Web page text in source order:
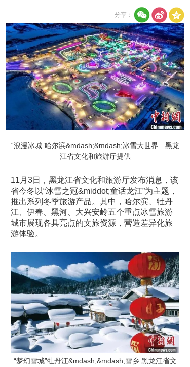
分享：
“浪漫冰城”哈尔滨&mdash;&mdash;冰雪大世界 黑龙
江省文化和旅游厅提供
11月3日，黑龙江省文化和旅游厅发布消息，该
省今冬以“冰雪之冠&middot;童话龙江”为主题，
推出系列冬季旅游产品。其中，哈尔滨、牡丹
江、伊春、黑河、大兴安岭五个重点冰雪旅游
城市展现各具亮点的文旅资源，营造差异化旅
游体验。
“梦幻雪城”牡丹江&mdash;&mdash;雪乡 黑龙江省文